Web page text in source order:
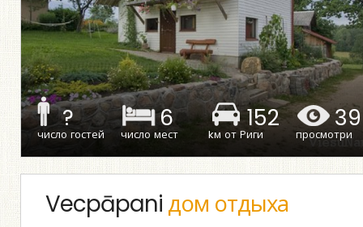
?
число гостей
6
число мест
152
kм от Риги просмотри
Vecpāpani дом отдыха